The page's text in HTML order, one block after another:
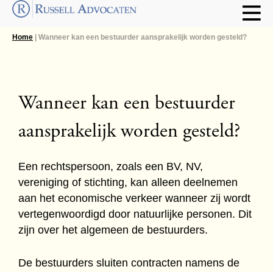
Home | Wanneer kan een bestuurder aansprakelijk worden gesteld?
Wanneer kan een bestuurder
aansprakelijk worden gesteld?
Een rechtspersoon, zoals een BV, NV,
vereniging of stichting, kan alleen deelnemen
aan het economische verkeer wanneer zij wordt
vertegenwoordigd door natuurlijke personen. Dit
zijn over het algemeen de bestuurders.
De bestuurders sluiten contracten namens de